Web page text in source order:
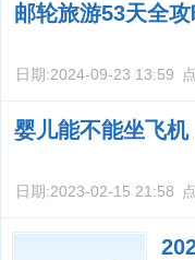
邮轮旅游53天全
日期:2024-09-23 13:59
婴儿能不能坐飞
日期:2023-02-15 21:58